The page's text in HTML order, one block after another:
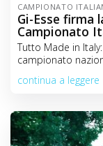
CAMPIONATO
Gi-Esse firma
Campionato
Tutto Made in
campionato
continua a leggere